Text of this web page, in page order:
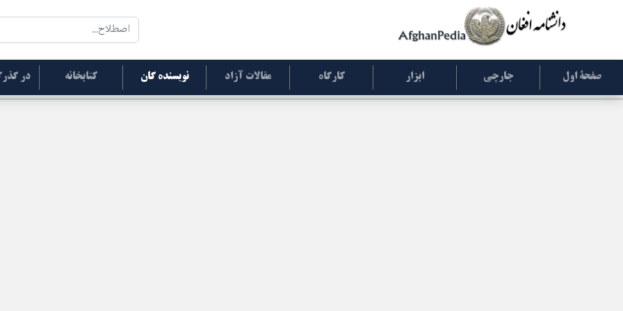
صفحۀ اول جارچی ابزار کارگاه مقالات آزاد نویسنده گان کتابخانه در